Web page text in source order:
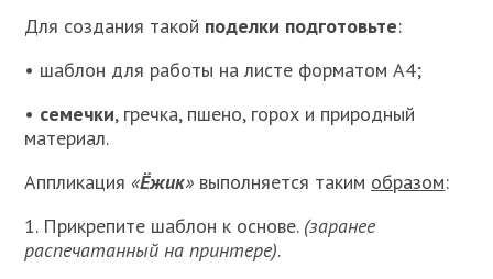
Для создания такой поделки подготовьте:
• шаблон для работы на листе форматом А4;
• семечки, гречка, пшено, горох и природный
материал.
Аппликация«Ёжик» выполняется таким образом:
1. Прикрепите шаблон к основе. (заранее
распечатанный на принтере).